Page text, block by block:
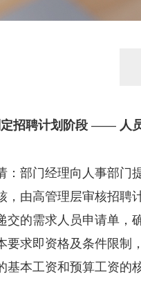
招聘计划阶段 —— 人
：部门经理向人事部门
，由高管理层审核招聘
交的需求人员申请单，
要求即资格及条件限制
基本工资和预算工资的